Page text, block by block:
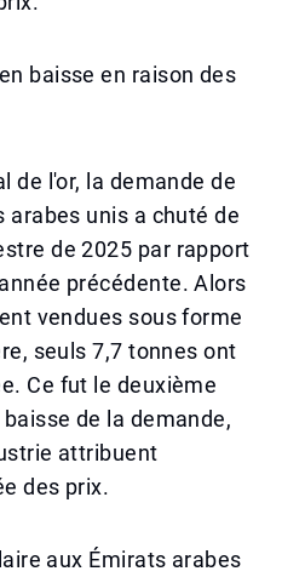
baisse en raison des
de l'or, la demande de
arabes unis a chuté de
de 2025 par rapport
précédente. Alors
vendues sous forme
seuls 7,7 tonnes ont
Ce fut le deuxième
de la demande,
attribuent
des prix.
aux Émirats arabes